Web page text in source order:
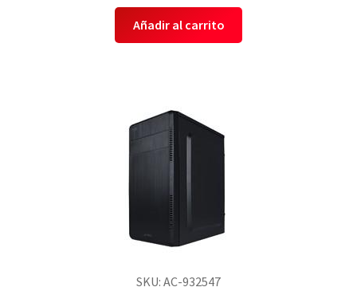
Añadir al carrito
SKU: AC-932547